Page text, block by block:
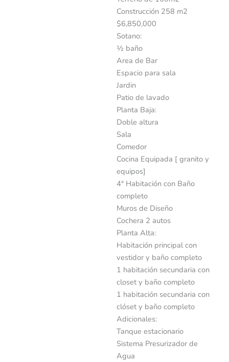
Construcción 258 m2
$6,850,000
Sotano:
½ baño
Area de Bar
Espacio para sala
Jardin
Patio de lavado
Planta Baja:
Doble altura
Sala
Comedor
Cocina Equipada [ granito y
equipos]
4ª Habitación con Baño
completo
Muros de Diseño
Cochera 2 autos
Planta Alta:
Habitación principal con
vestidor y baño completo
1 habitación secundaria con
closet y baño completo
1 habitación secundaria con
clóset y baño completo
Adicionales:
Tanque estacionario
Sistema Presurizador de
Agua